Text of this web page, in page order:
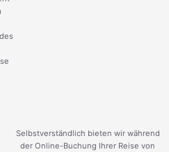
Selbstverständlich bieten wir während
der Online-Buchung Ihrer Reise von